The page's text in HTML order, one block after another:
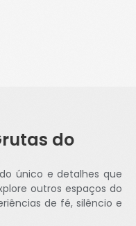
do
único e detalhes que
outros espaços do
de fé, silêncio e